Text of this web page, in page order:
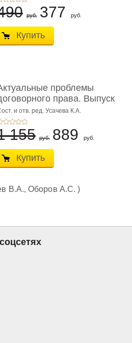
руб. 377 руб.
Купить
проблемы
права. Выпуск
и отв. ред. Усачева К.А.
155 руб. 889 руб.
Купить
В.А., Оборов А.С. )